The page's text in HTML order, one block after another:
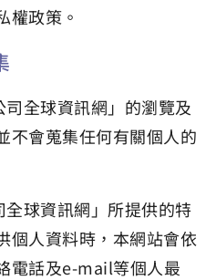
權政策。
全球資訊網」的瀏覽及
不會蒐集任何有關個人的
球資訊網」所提供的特
個人資料時，本網站會依
電話及e-mail等個人最